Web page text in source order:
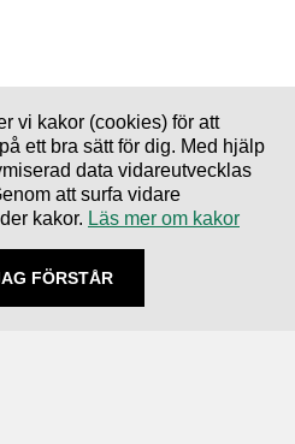
vi kakor (cookies) för att
ett bra sätt för dig. Med hjälp
data vidareutvecklas
att surfa vidare
kakor. Läs mer om kakor
FÖRSTÅR